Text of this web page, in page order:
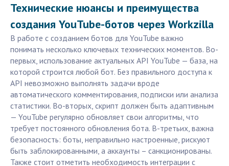
Технические нюансы и преимущества
создания YouTube-ботов через Workzilla
В работе с созданием ботов для YouTube важно
понимать несколько ключевых технических моментов. Во-
первых, использование актуальных API YouTube — база, на
которой строится любой бот. Без правильного доступа к
API невозможно выполнять задачи вроде
автоматического комментирования, подписки или анализа
статистики. Во-вторых, скрипт должен быть адаптивным
— YouTube регулярно обновляет свои алгоритмы, что
требует постоянного обновления бота. В-третьих, важна
безопасность: боты, неправильно настроенные, рискуют
быть заблокированными, а аккаунты – санкционированы.
Также стоит отметить необходимость интеграции с